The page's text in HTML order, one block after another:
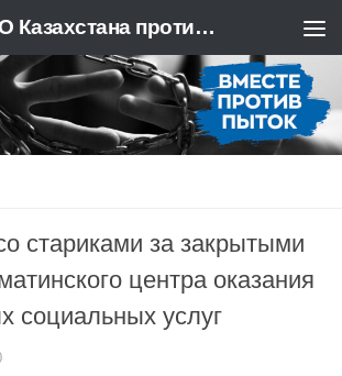
Коалиция НПО Казахстана против пыток
стариками за закрытыми
центра оказания
социальных услуг